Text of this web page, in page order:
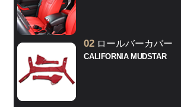
02 ロールバーカバー
CALIFORNIA MUDSTAR